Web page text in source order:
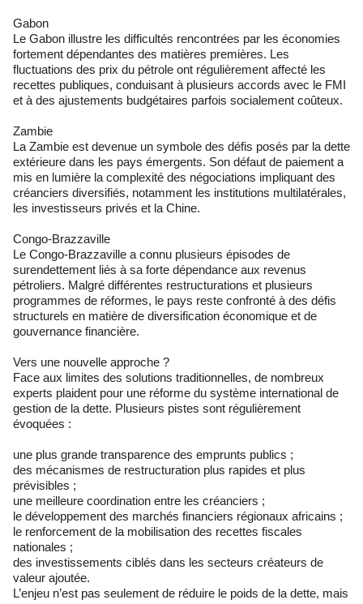
Gabon
Le Gabon illustre les difficultés rencontrées par les économies
fortement dépendantes des matières premières. Les
fluctuations des prix du pétrole ont régulièrement affecté les
recettes publiques, conduisant à plusieurs accords avec le FMI
et à des ajustements budgétaires parfois socialement coûteux.
Zambie
La Zambie est devenue un symbole des défis posés par la dette
extérieure dans les pays émergents. Son défaut de paiement a
mis en lumière la complexité des négociations impliquant des
créanciers diversifiés, notamment les institutions multilatérales,
les investisseurs privés et la Chine.
Congo-Brazzaville
Le Congo-Brazzaville a connu plusieurs épisodes de
surendettement liés à sa forte dépendance aux revenus
pétroliers. Malgré différentes restructurations et plusieurs
programmes de réformes, le pays reste confronté à des défis
structurels en matière de diversification économique et de
gouvernance financière.
Vers une nouvelle approche ?
Face aux limites des solutions traditionnelles, de nombreux
experts plaident pour une réforme du système international de
gestion de la dette. Plusieurs pistes sont régulièrement
évoquées :
une plus grande transparence des emprunts publics ;
des mécanismes de restructuration plus rapides et plus
prévisibles ;
une meilleure coordination entre les créanciers ;
le développement des marchés financiers régionaux africains ;
le renforcement de la mobilisation des recettes fiscales
nationales ;
des investissements ciblés dans les secteurs créateurs de
valeur ajoutée.
L’enjeu n’est pas seulement de réduire le poids de la dette, mais